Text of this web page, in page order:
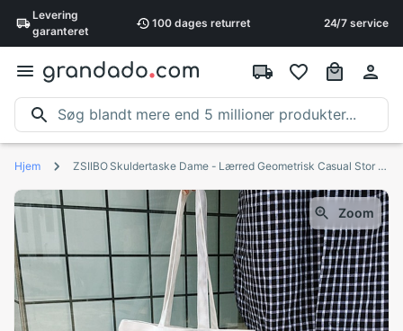
Levering
garanteret
100 dages returret 24/7 service
Hjem ZSIIBO Skuldertaske Dame - Lærred Geometrisk Casual Stor Kapacitet Harajuku Vintage Kunst Sjov
Zoom